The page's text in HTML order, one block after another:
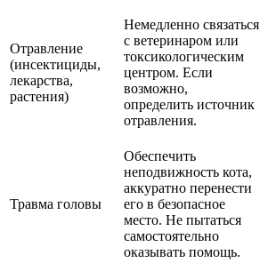
Отравление
(инсектициды,
лекарства,
растения)
Немедленно связаться
с ветеринаром или
токсикологическим
центром. Если
возможно,
определить источник
отравления.
Травма головы
Обеспечить
неподвижность кота,
аккуратно перенести
его в безопасное
место. Не пытаться
самостоятельно
оказывать помощь.